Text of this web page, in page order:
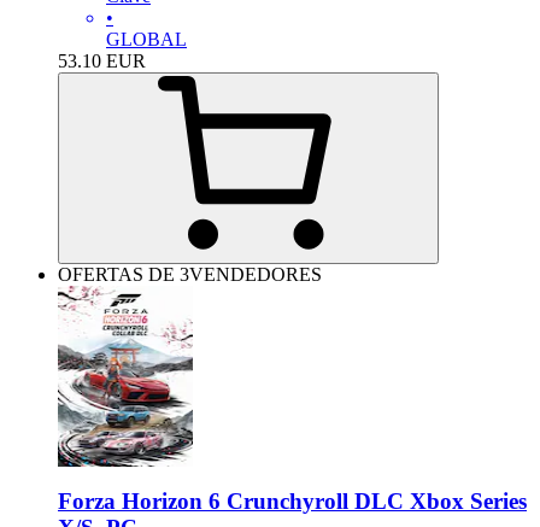
•
GLOBAL
53.10 EUR
OFERTAS DE 3VENDEDORES
Forza Horizon 6 Crunchyroll DLC Xbox Series